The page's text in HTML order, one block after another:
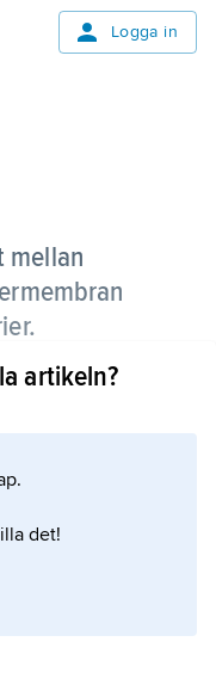
Logga in
mellan
finns i
artikeln?
det!